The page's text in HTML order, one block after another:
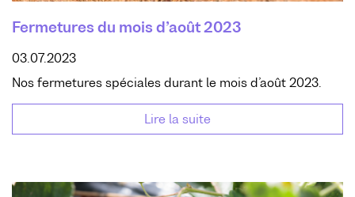
Fermetures du mois d’août 2023
03.07.2023
Nos fermetures spéciales durant le mois d’août 2023.
Lire la suite